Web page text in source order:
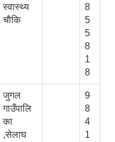
स्वास्थ्य
चाैकि
8
5
5
8
1
8
जुगल
गाउँपालि
का
,सेलाघ
9
8
4
1